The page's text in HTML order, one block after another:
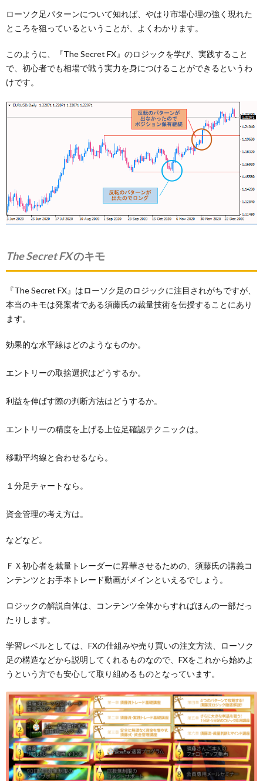
ローソク足パターンについて知れば、やはり市場心理の強く現れた
ところを狙っているということが、よくわかります。
このように、『The Secret FX』のロジックを学び、実践すること
で、初心者でも相場で戦う実力を身につけることができるというわ
けです。
The Secret FXのキモ
『The Secret FX』はローソク足のロジックに注目されがちですが、
本当のキモは発案者である須藤氏の裁量技術を伝授することにあり
ます。
効果的な水平線はどのようなものか。
エントリーの取捨選択はどうするか。
利益を伸ばす際の判断方法はどうするか。
エントリーの精度を上げる上位足確認テクニックは。
移動平均線と合わせるなら。
１分足チャートなら。
資金管理の考え方は。
などなど。
ＦＸ初心者を裁量トレーダーに昇華させるための、須藤氏の講義コ
ンテンツとお手本トレード動画がメインといえるでしょう。
ロジックの解説自体は、コンテンツ全体からすればほんの一部だっ
たりします。
学習レベルとしては、FXの仕組みや売り買いの注文方法、ローソク
足の構造などから説明してくれるものなので、FXをこれから始めよ
うという方でも安心して取り組めるものとなっています。